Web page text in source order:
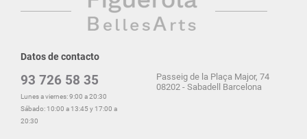
Datos de contacto
93 726 58 35
Lunes a viernes: 9:00 a 20:30
Sábado: 10:00 a 13:45 y 17:00 a
20:30
Passeig de la Plaça Major, 74
08202 - Sabadell Barcelona